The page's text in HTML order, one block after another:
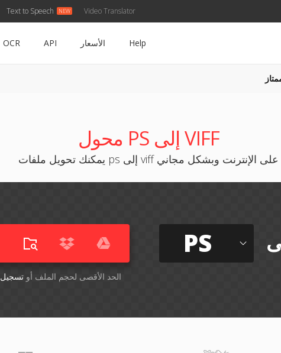
Text to Speech Video Translator
OCR API الأسعار Help
محول PS إلى VIFF
يمكنك تحويل ملفات ps إلى viff على الإنترنت وبشكل مجاني
أسقِط الملفات هنا. 1 GB الحد الأقصى لحجم الملف أوتسجيل
PS